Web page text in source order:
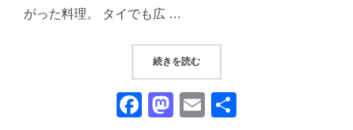
がった料理。 タイでも広 …
続きを読む“【チェンマイ】カオマンガイ食べ
F
M
E